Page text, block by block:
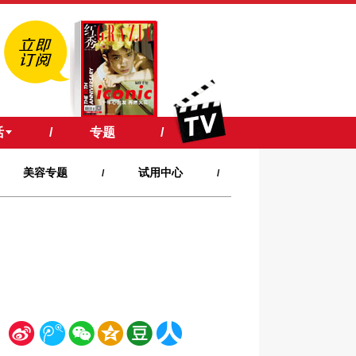
/ 专题 /
美容专题 / 试用中心 /
新 腾 微 空 豆